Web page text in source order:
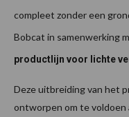
compleet zonder een
Bobcat in samenwerking
productlijn voor lichte
Deze uitbreiding van het
ontworpen om te voldoen